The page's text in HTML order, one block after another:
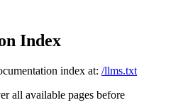
Index
index at: /llms.txt
all available pages before